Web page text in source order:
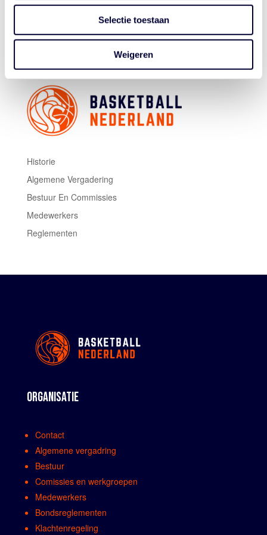
Selectie toestaan
Weigeren
proberen te knallen in de halve finale tegen de USA."
Foto's: Steffie Wunderl
Historie
Algemene Vergadering
Bestuur En Commissies
Medewerkers
Reglementen
ORGANISATIE
Contact
Algemene vergadring
Bestuur
Comissies en werkgroepen
Medewerkers
Bondsreglementen
Klachtenregeling